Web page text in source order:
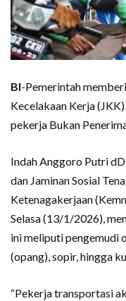
BI-Pemerintah
Kecelakaan Kerja
pekerja Bukan
Indah Anggoro Putri
dan Jaminan Sosial
Ketenagakerjaan
Selasa (13/1/2026),
ini meliputi pengemudi
(opang), sopir, hingga
“Pekerja transportasi